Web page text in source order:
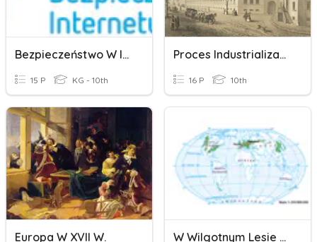
Bezpieczeństwo W Internecie
15 P KG - 10th
Proces Industrializacji I Okres I Wojny Światowej - Kl. II (bs)
16 P 10th
Europa W XVII W. W Wilgotnym Lesie Równikowym I W Lesie Strefy Umiarkowanej